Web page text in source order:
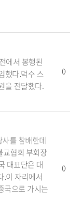
에서 봉행된
했다.덕수 스
을 전달했다.
0
를 참배한데
교협회 부회장
대표단은 대
.이 자리에서
국으로 가시는
0